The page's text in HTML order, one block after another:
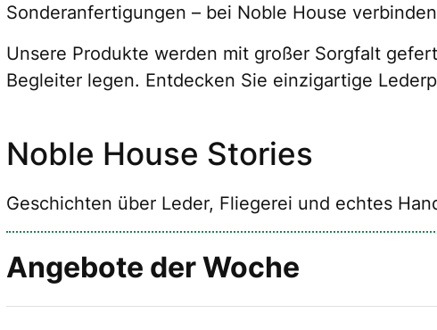
Sonderanfertigungen – bei Noble House
Unsere Produkte werden mit großer Sorgfalt
Begleiter legen. Entdecken Sie einzigartige
Noble House Stories
Geschichten über Leder, Fliegerei und echtes
Angebote der Woche